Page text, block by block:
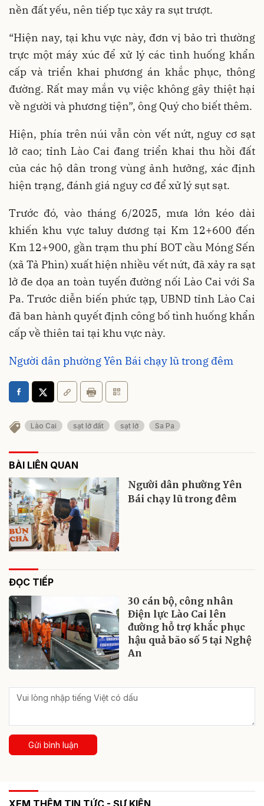
nền đất yếu, nên tiếp tục xảy ra sụt trượt.
“Hiện nay, tại khu vực này, đơn vị bảo trì thường
trực một máy xúc để xử lý các tình huống khẩn
cấp và triển khai phương án khắc phục, thông
đường. Rất may mắn vụ việc không gây thiệt hại
về người và phương tiện”, ông Quý cho biết thêm.
Hiện, phía trên núi vẫn còn vết nứt, nguy cơ sạt
lở cao; tỉnh Lào Cai đang triển khai thu hồi đất
của các hộ dân trong vùng ảnh hưởng, xác định
hiện trạng, đánh giá nguy cơ để xử lý sụt sạt.
Trước đó, vào tháng 6/2025, mưa lớn kéo dài
khiến khu vực taluy dương tại Km 12+600 đến
Km 12+900, gần trạm thu phí BOT cầu Móng Sến
(xã Tả Phìn) xuất hiện nhiều vết nứt, đã xảy ra sạt
lở đe dọa an toàn tuyến đường nối Lào Cai với Sa
Pa. Trước diễn biến phức tạp, UBND tỉnh Lào Cai
đã ban hành quyết định công bố tình huống khẩn
cấp về thiên tai tại khu vực này.
Người dân phường Yên Bái chạy lũ trong đêm
Lào Cai sạt lở đất sạt lở Sa Pa
BÀI LIÊN QUAN
Người dân phường Yên
Bái chạy lũ trong đêm
ĐỌC TIẾP
30 cán bộ, công nhân
Điện lực Lào Cai lên
đường hỗ trợ khắc phục
hậu quả bão số 5 tại Nghệ
An
Gửi bình luận
XEM THÊM TIN TỨC - SỰ KIỆN